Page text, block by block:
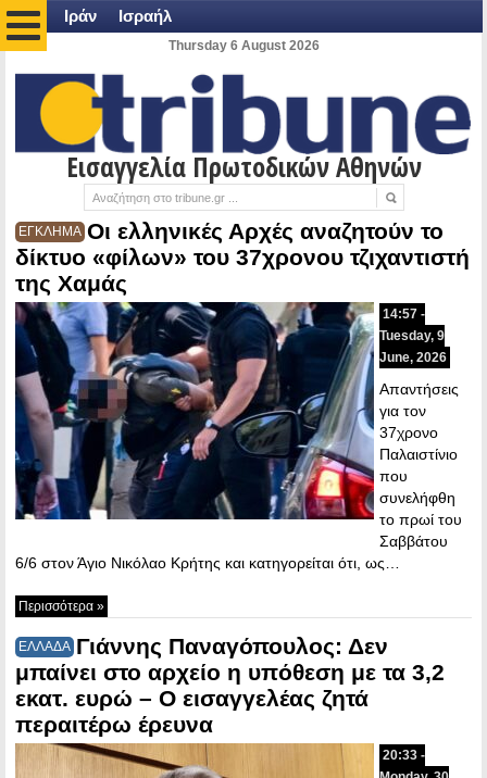
Ιράν Ισραήλ
Thursday 6 August 2026
Εισαγγελία Πρωτοδικών Αθηνών
ΕΓΚΛΗΜΑ Οι ελληνικές Αρχές αναζητούν το
δίκτυο «φίλων» του 37χρονου τζιχαντιστή
της Χαμάς
14:57 -
Tuesday, 9
June, 2026
Απαντήσεις
για τον
37χρονο
Παλαιστίνιο
που
συνελήφθη
το πρωί του
Σαββάτου
6/6 στον Άγιο Νικόλαο Κρήτης και κατηγορείται ότι, ως…
Περισσότερα »
ΕΛΛΑΔΑ Γιάννης Παναγόπουλος: Δεν
μπαίνει στο αρχείο η υπόθεση με τα 3,2
εκατ. ευρώ – Ο εισαγγελέας ζητά
περαιτέρω έρευνα
20:33 -